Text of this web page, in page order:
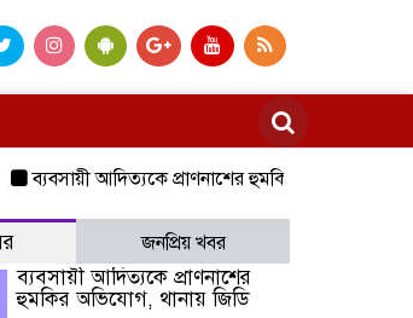
ব্যবসায়ী আদিত্যকে প্রাণনাশের হুমকির অভিযোগ, থানায় জিডি
জনপ্রিয় খবর
ব্যবসায়ী আদিত্যকে প্রাণনাশের
হুমকির অভিযোগ, থানায় জিডি